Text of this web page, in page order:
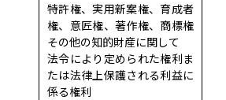
特許権、実用新案権、育成者
権、意匠権、著作権、商標権
その他の知的財産に関して
法令により定められた権利ま
たは法律上保護される利益に
係る権利